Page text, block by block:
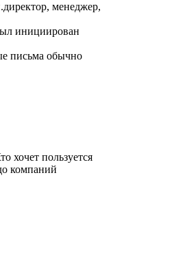
менеджер,
инициирован
письма обычно
хочет пользуется
компаний